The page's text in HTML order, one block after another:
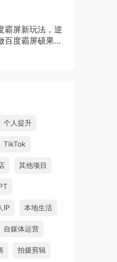
霸屏新玩法，逆
百度霸屏硕果累
个人提升
TikTok
其他项目
IP 本地生活
自媒体运营
拍摄剪辑